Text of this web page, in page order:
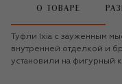
О ТОВАРЕ
Туфли Ixia с зауженным
внутренней отделкой и
установили на фигурный